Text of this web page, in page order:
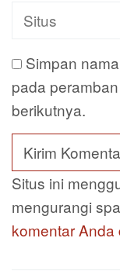
Simpan
pada
berikutnya.
Situs ini
mengurangi
komentar Anda